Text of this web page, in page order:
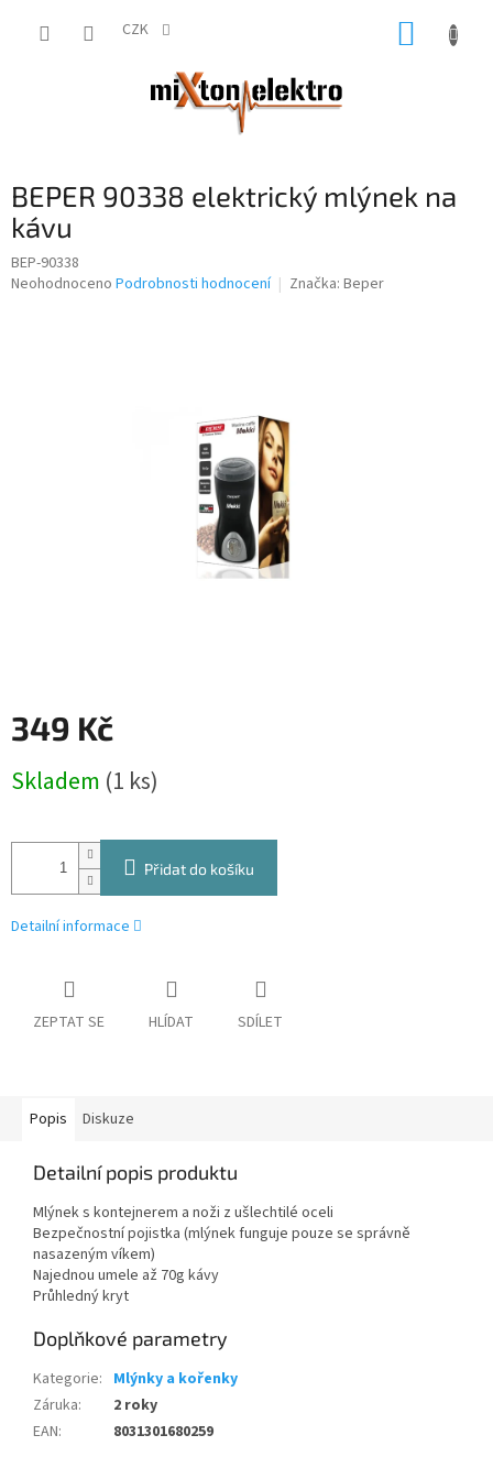
CZK
BEPER 90338 elektrický mlýnek na
kávu
BEP-90338
Průměrné
Neohodnoceno Podrobnosti hodnocení Značka: Beper
349 Kč
cena:
Skladem (1 ks)
Přidat do košíku
Detailní informace
ZEPTAT SE HLÍDAT SDÍLET
Popis Diskuze
Detailní popis produktu
Mlýnek s kontejnerem a noži z ušlechtilé oceli
Bezpečnostní pojistka (mlýnek funguje pouze se správně
nasazeným víkem)
Najednou umele až 70g kávy
Průhledný kryt
Doplňkové parametry
Kategorie: Mlýnky a kořenky
Záruka:
2 roky
EAN: 8031301680259